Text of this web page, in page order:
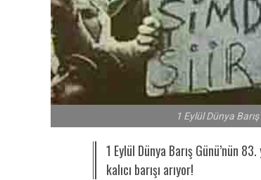
1 Eylül Dünya
1 Eylül Dünya Barış Günü’nün
kalıcı barışı arıyor!